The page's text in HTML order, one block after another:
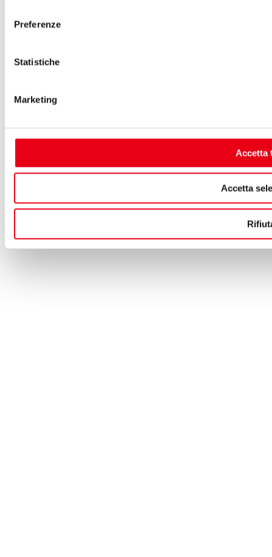
Preferenze
Statistiche
Marketing
Accetta
Accetta